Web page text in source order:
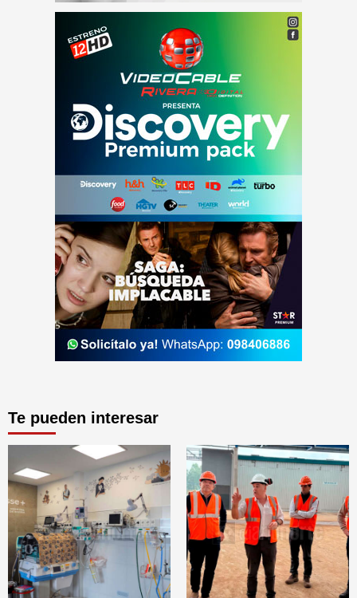
Te pueden interesar